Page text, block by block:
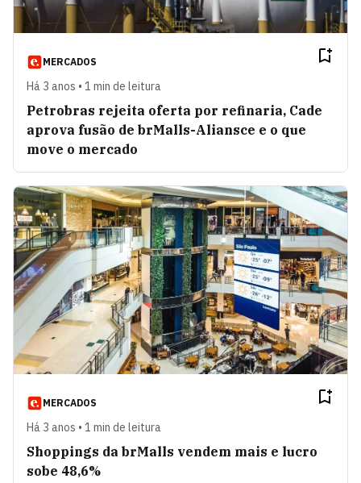
MERCADOS
Há 3 anos • 1 min de leitura
Petrobras rejeita oferta por refinaria, Cade
aprova fusão de brMalls-Aliansce e o que
move o mercado
MERCADOS
Há 3 anos • 1 min de leitura
Shoppings da brMalls vendem mais e lucro
sobe 48,6%